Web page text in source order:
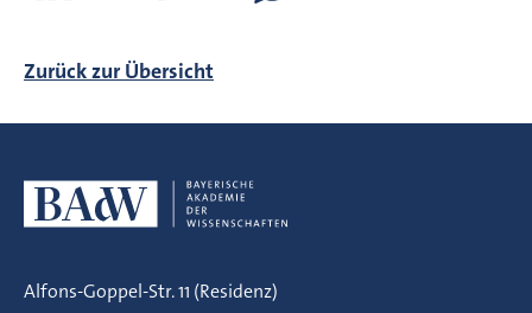
Zurück zur Übersicht
Alfons-Goppel-Str. 11 (Residenz)